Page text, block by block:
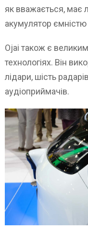
як вважається, має
акумулятор ємністю
Ojai також є
технологіях. Він
лідари, шість
аудіоприймачів.